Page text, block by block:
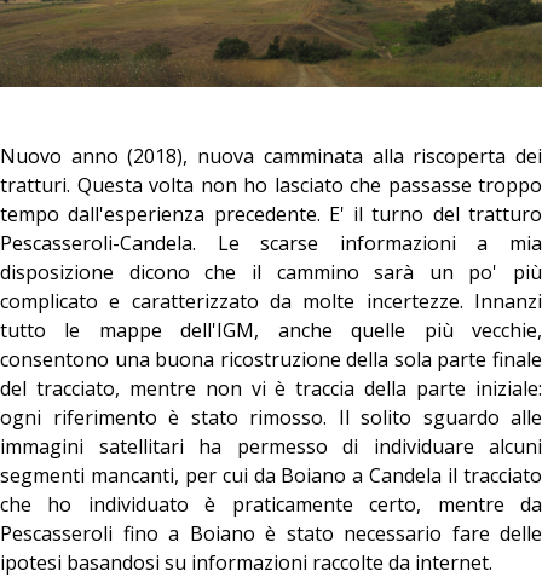
Nuovo anno (2018), nuova camminata alla riscoperta dei
tratturi. Questa volta non ho lasciato che passasse troppo
tempo dall'esperienza precedente. E' il turno del tratturo
Pescasseroli-Candela. Le scarse informazioni a mia
disposizione dicono che il cammino sarà un po' più
complicato e caratterizzato da molte incertezze. Innanzi
tutto le mappe dell'IGM, anche quelle più vecchie,
consentono una buona ricostruzione della sola parte finale
del tracciato, mentre non vi è traccia della parte iniziale:
ogni riferimento è stato rimosso. Il solito sguardo alle
immagini satellitari ha permesso di individuare alcuni
segmenti mancanti, per cui da Boiano a Candela il tracciato
che ho individuato è praticamente certo, mentre da
Pescasseroli fino a Boiano è stato necessario fare delle
ipotesi basandosi su informazioni raccolte da internet.